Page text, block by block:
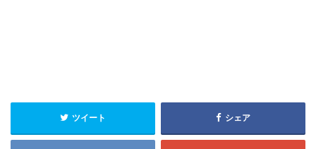
ツイート シェア